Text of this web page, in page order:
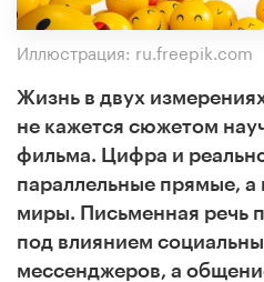
Иллюстрация: ru.freepik.com
Жизнь в двух
не кажется сюжетом
фильма. Цифра и
параллельные прямые,
миры. Письменная речь
под влиянием
мессенджеров, а